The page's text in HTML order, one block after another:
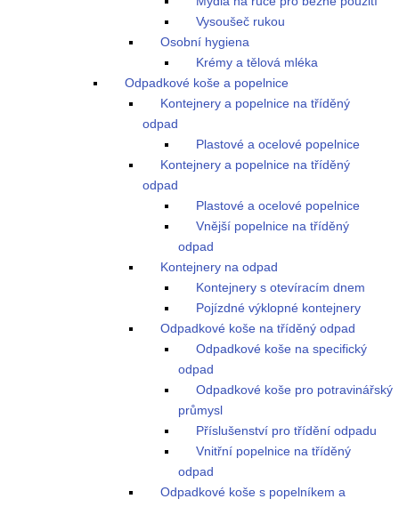
Vysoušeč rukou
Osobní hygiena
Krémy a tělová mléka
Odpadkové koše a popelnice
Kontejnery a popelnice na tříděný
odpad
Plastové a ocelové popelnice
Kontejnery a popelnice na tříděný
odpad
Plastové a ocelové popelnice
Vnější popelnice na tříděný
odpad
Kontejnery na odpad
Kontejnery s otevíracím dnem
Pojízdné výklopné kontejnery
Odpadkové koše na tříděný odpad
Odpadkové koše na specifický
odpad
Odpadkové koše pro potravinářský
průmysl
Příslušenství pro třídění odpadu
Vnitřní popelnice na tříděný
odpad
Odpadkové koše s popelníkem a